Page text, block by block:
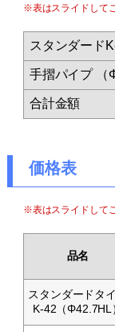
※表はスライドして
スタンダード
手摺パイプ （
合計金額
価格表
※表はスライドして
品名
スタンダードタ
K-42（Φ42.7HL